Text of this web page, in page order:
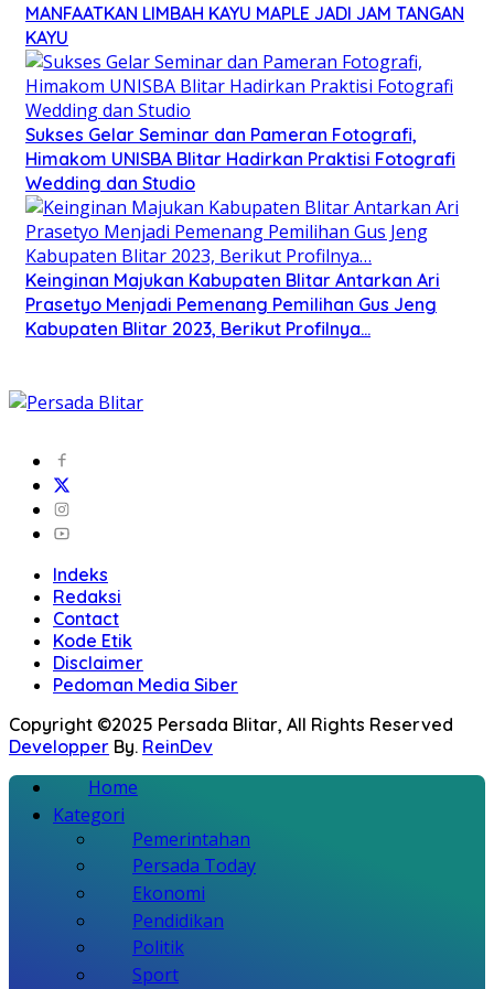
MANFAATKAN LIMBAH KAYU MAPLE JADI JAM TANGAN
KAYU
Sukses Gelar Seminar dan Pameran Fotografi,
Himakom UNISBA Blitar Hadirkan Praktisi Fotografi
Wedding dan Studio
Keinginan Majukan Kabupaten Blitar Antarkan Ari
Prasetyo Menjadi Pemenang Pemilihan Gus Jeng
Kabupaten Blitar 2023, Berikut Profilnya…
Indeks
Redaksi
Contact
Kode Etik
Disclaimer
Pedoman Media Siber
Copyright ©2025 Persada Blitar, All Rights Reserved
Developper By. ReinDev
Home
Kategori
Pemerintahan
Persada Today
Ekonomi
Pendidikan
Politik
Sport